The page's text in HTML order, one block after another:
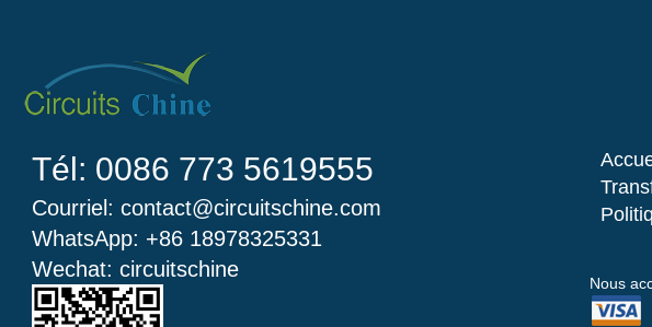
Tél: 0086 773 5619555
Courriel: contact@circuitschine.com
WhatsApp: +86 18978325331
Wechat: circuitschine
Nous